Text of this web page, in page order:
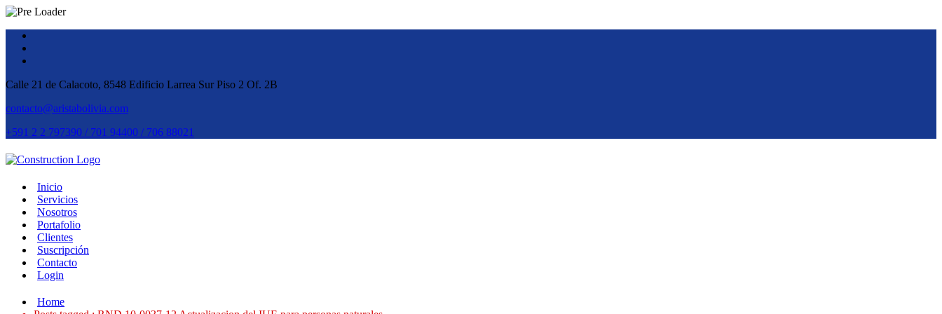
Calle 21 de Calacoto, 8548 Edificio Larrea Sur Piso 2 Of. 2B
contacto@aristabolivia.com
+591 2 2 797390 / 701 94400 / 706 88021
Inicio
Servicios
Nosotros
Portafolio
Clientes
Suscripción
Contacto
Login
Home